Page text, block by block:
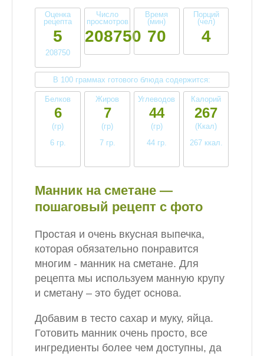
Оценка
рецепта
5
208750
Число
просмотров
208750
Время
(мин)
70
Порций
(чел)
4
В 100 граммах готового блюда содержится:
Белков
6
(гр)
6 гр.
Жиров
7
(гр)
7 гр.
Углеводов
44
(гр)
44 гр.
Калорий
267
(Ккал)
267 ккал.
Манник на сметане —
пошаговый рецепт с фото
Простая и очень вкусная выпечка,
которая обязательно понравится
многим - манник на сметане. Для
рецепта мы используем манную крупу
и сметану – это будет основа.
Добавим в тесто сахар и муку, яйца.
Готовить манник очень просто, все
ингредиенты более чем доступны, да